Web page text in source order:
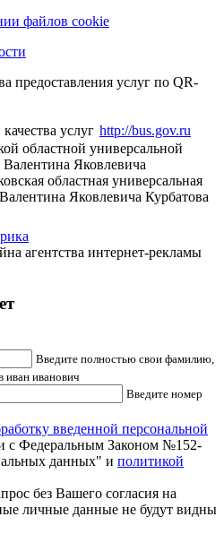
файлов cookie
предоставления услуг по QR-
http://bus.gov.ru
областной универсальной
Яковлевича
областная универсальная
Яковлевича Курбатова
агентства интернет-рекламы
Введите полностью свои фамилию,
иван иванович
Введите номер
введенной персональной
с Федеральным Законом №152-
данных" и политикой
без Вашего согласия на
личные данные не будут видны